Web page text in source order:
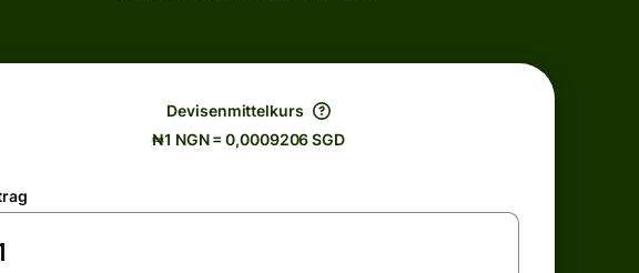
Devisenmittelkurs
₦1 NGN = 0,0009206 SGD